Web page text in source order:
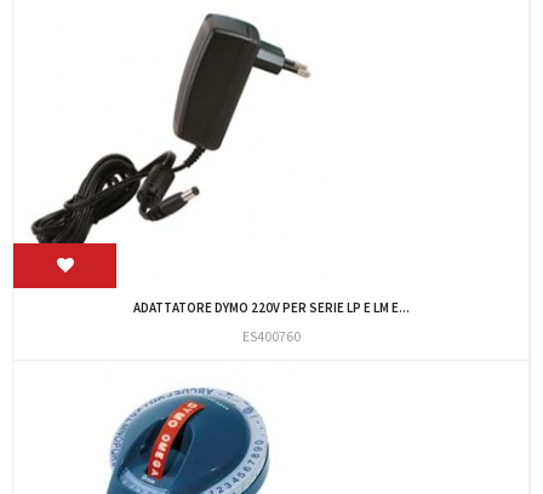
ADATTATORE DYMO 220V PER SERIE LP E LM E...
ES400760